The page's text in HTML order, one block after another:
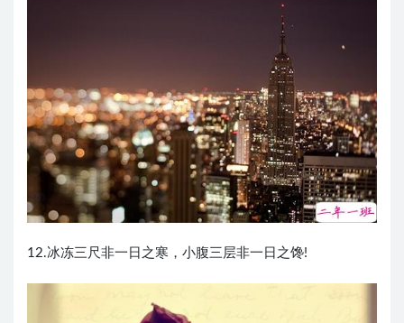
12.冰冻三尺非一日之寒，小腹三层非一日之馋! ​​​​